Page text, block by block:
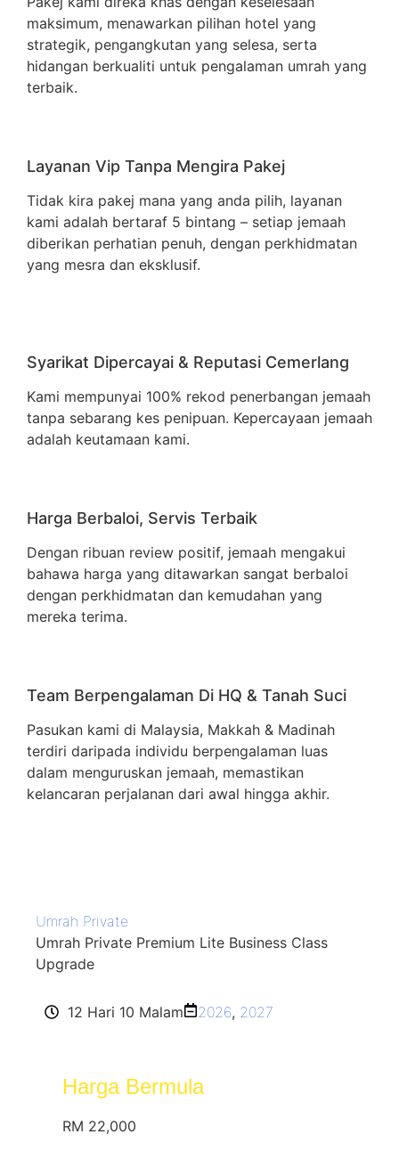
maksimum, menawarkan pilihan hotel yang
strategik, pengangkutan yang selesa, serta
hidangan berkualiti untuk pengalaman umrah yang
terbaik.
Layanan Vip Tanpa Mengira Pakej
Tidak kira pakej mana yang anda pilih, layanan
kami adalah bertaraf 5 bintang – setiap jemaah
diberikan perhatian penuh, dengan perkhidmatan
yang mesra dan eksklusif.
Syarikat Dipercayai & Reputasi Cemerlang
Kami mempunyai 100% rekod penerbangan jemaah
tanpa sebarang kes penipuan. Kepercayaan jemaah
adalah keutamaan kami.
Harga Berbaloi, Servis Terbaik
Dengan ribuan review positif, jemaah mengakui
bahawa harga yang ditawarkan sangat berbaloi
dengan perkhidmatan dan kemudahan yang
mereka terima.
Team Berpengalaman Di HQ & Tanah Suci
Pasukan kami di Malaysia, Makkah & Madinah
terdiri daripada individu berpengalaman luas
dalam menguruskan jemaah, memastikan
kelancaran perjalanan dari awal hingga akhir.
Umrah Private
Umrah Private Premium Lite Business Class
Upgrade
12 Hari 10 Malam 2026, 2027
Harga Bermula
RM 22,000